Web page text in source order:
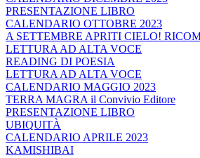
PRESENTAZIONE LIBRO
CALENDARIO OTTOBRE 2023
A SETTEMBRE APRITI CIELO!
LETTURA AD ALTA VOCE
READING DI POESIA
LETTURA AD ALTA VOCE
CALENDARIO MAGGIO 2023
TERRA MAGRA il Convivio Editore
PRESENTAZIONE LIBRO
UBIQUITÀ
CALENDARIO APRILE 2023
KAMISHIBAI